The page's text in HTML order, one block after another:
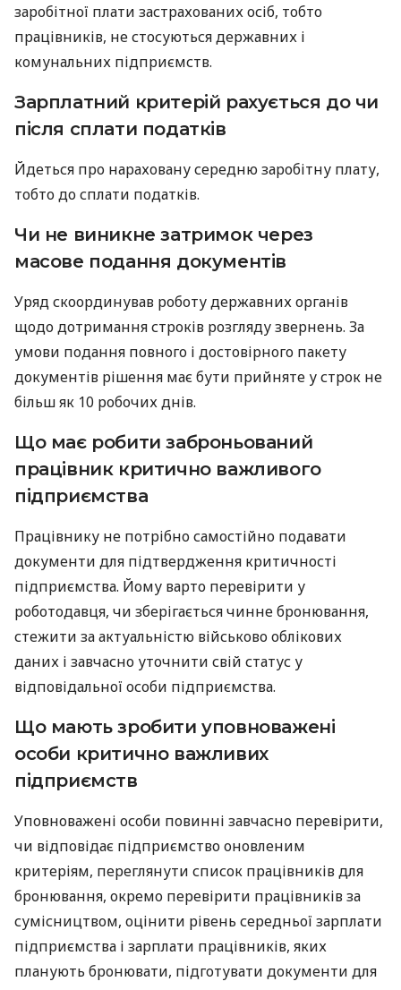
заробітної плати застрахованих осіб, тобто
працівників, не стосуються державних і
комунальних підприємств.
Зарплатний критерій рахується до чи
після сплати податків
Йдеться про нараховану середню заробітну плату,
тобто до сплати податків.
Чи не виникне затримок через
масове подання документів
Уряд скоординував роботу державних органів
щодо дотримання строків розгляду звернень. За
умови подання повного і достовірного пакету
документів рішення має бути прийняте у строк не
більш як 10 робочих днів.
Що має робити заброньований
працівник критично важливого
підприємства
Працівнику не потрібно самостійно подавати
документи для підтвердження критичності
підприємства. Йому варто перевірити у
роботодавця, чи зберігається чинне бронювання,
стежити за актуальністю військово облікових
даних і завчасно уточнити свій статус у
відповідальної особи підприємства.
Що мають зробити уповноважені
особи критично важливих
підприємств
Уповноважені особи повинні завчасно перевірити,
чи відповідає підприємство оновленим
критеріям, переглянути список працівників для
бронювання, окремо перевірити працівників за
сумісництвом, оцінити рівень середньої зарплати
підприємства і зарплати працівників, яких
планують бронювати, підготувати документи для